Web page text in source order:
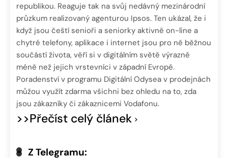
republikou. Reaguje tak na svůj nedávný mezinárodní
průzkum realizovaný agenturou Ipsos. Ten ukázal, že i
když jsou čeští senioři a seniorky aktivně on-line a
chytré telefony, aplikace i internet jsou pro ně běžnou
součástí života, věří si v digitálním světě výrazně
méně než jejich vrstevníci v západní Evropě.
Poradenství v programu Digitální Odysea v prodejnách
můžou využít zdarma všichni bez ohledu na to, zda
jsou zákazníky či zákaznicemi Vodafonu.
>>Přečíst celý článek
Z Telegramu: